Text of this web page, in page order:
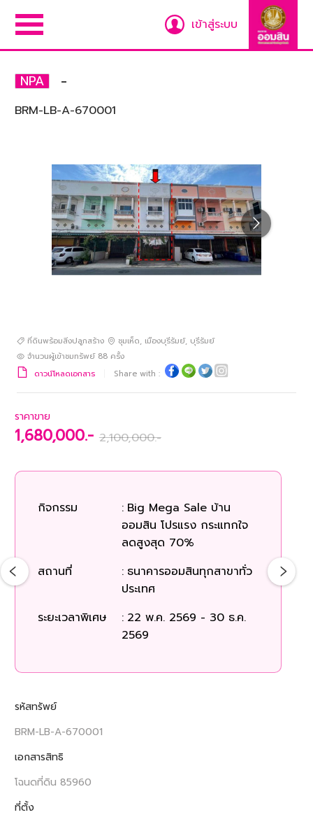
เข้าสู่ระบบ
NPA -
BRM-LB-A-670001
ที่ดินพร้อมสิ่งปลูกสร้าง ชุมเห็ด, เมืองบุรีรัมย์, บุรีรัมย์
จำนวนผู้เข้าชมทรัพย์ 88 ครั้ง
ดาวน์โหลดเอกสาร
Share with :
ราคาขาย
1,680,000.- 2,100,000.-
กิจกรรม : Big Mega Sale บ้าน
ออมสิน โปรแรง กระแทกใจ
ลดสูงสุด 70%
สถานที่
: ธนาคารออมสินทุกสาขาทั่ว
ประเทศ
ระยะเวลาพิเศษ
: 22 พ.ค. 2569 - 30 ธ.ค.
2569
รหัสทรัพย์
BRM-LB-A-670001
เอกสารสิทธิ
โฉนดที่ดิน 85960
ที่ตั้ง